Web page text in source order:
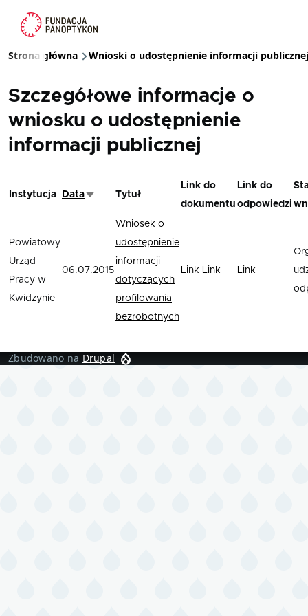
Ścieżka nawigacyjna
Strona główna Wnioski o udostępnienie informacji publicznej
Szczegółowe informacje o
wniosku o udostępnienie
informacji publicznej
Instytucja DataSortuj rosnąco
Tytuł
Link do
dokumentu
Link do
odpowiedzi
Powiatowy
Urząd
Pracy w
Kwidzynie
06.07.2015
Wniosek o
udostępnienie
informacji
dotyczących
profilowania
bezrobotnych
Link Link Link
Zbudowano na Drupal